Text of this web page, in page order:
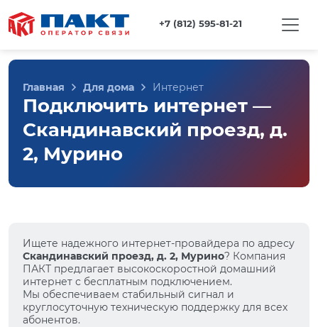
+7 (812) 595-81-21
Главная Для дома Интернет
Подключить интернет —
Скандинавский проезд, д.
2, Мурино
Ищете надежного интернет-провайдера по адресу
Скандинавский проезд, д. 2, Мурино? Компания
ПАКТ предлагает высокоскоростной домашний
интернет с бесплатным подключением.
Мы обеспечиваем стабильный сигнал и
круглосуточную техническую поддержку для всех
абонентов.